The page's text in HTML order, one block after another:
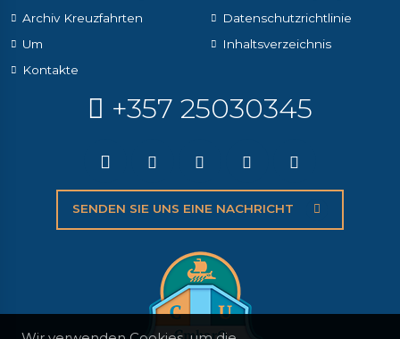
Archiv Kreuzfahrten
Um
Kontakte
Datenschutzrichtlinie
Inhaltsverzeichnis
+357 25030345
SENDEN SIE UNS EINE NACHRICHT